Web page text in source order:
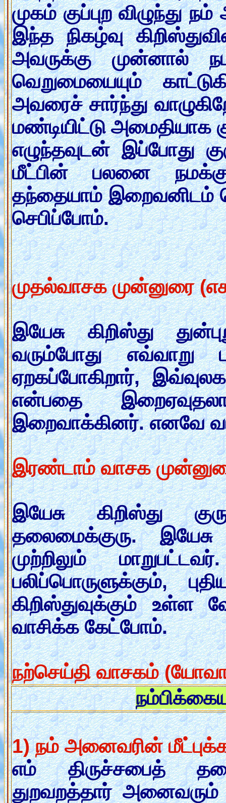
முகம் குப்புற விழுந்து
இந்த நிகழ்வு
அவருக்கு முன்னால்
வெறுமையையும்
அவரைச் சார்ந்து
மண்டியிட்டு அமைதியாக
எழுந்தவுடன் இப்போது
மீட்பின் பலனை
தந்தையாம் இறைவனிடம்
செபிப்போம்.
முதல்வாசக முன்னுரை
இயேசு கிறிஸ்து
வரும்போது எவ்வாறு
ஏறகப்போகிறார்,
என்பதை
இறைவாக்கினர். எனவே
இரண்டாம் வாசக
இயேசு கிறிஸ்து
தலைமைக்குரு. இயேசு
முற்றிலும்
பலிப்பொருளுக்கும்,
கிறிஸ்துவுக்கும்
வாசிக்க கேட்போம்.
நற்செய்தி வாசகம்
1) நம் அனைவரின்
எம் திருச்சபைத்
துறவறத்தார்